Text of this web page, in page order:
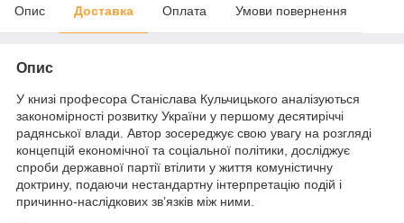
Опис Доставка Оплата Умови повернення
Опис
У книзі професора Станіслава Кульчицького аналізуються
закономірності розвитку України у першому десятиріччі
радянської влади. Автор зосереджує свою увагу на розгляді
концепцій економічної та соціальної політики, досліджує
спроби державної партії втілити у життя комуністичну
доктрину, подаючи нестандартну інтерпретацію подій і
причинно-наслідкових зв’язків між ними.